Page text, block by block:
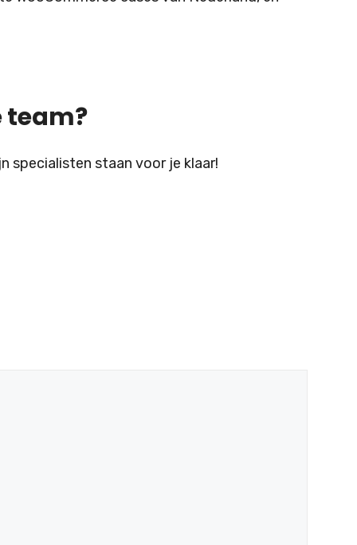
team?
specialisten staan voor je klaar!